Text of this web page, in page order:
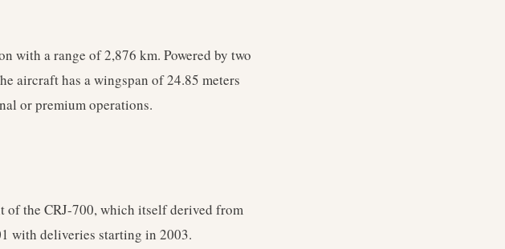
with a range of 2,876 km. Powered by two
aircraft has a wingspan of 24.85 meters
or premium operations.
of the CRJ-700, which itself derived from
with deliveries starting in 2003.